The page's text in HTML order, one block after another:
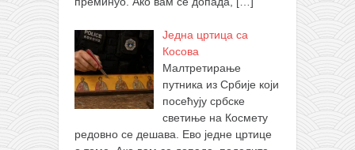
Једна цртица са
Косова
Малтретирање
путника из Србије који
посећују србске
светиње на Космету
редовно се дешава. Ево једне цртице